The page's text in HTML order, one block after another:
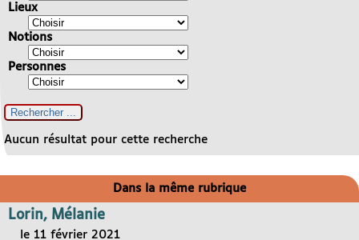
Lieux
Notions
Personnes
Aucun résultat pour cette recherche
Dans la même rubrique
Lorin, Mélanie
le 11 février 2021